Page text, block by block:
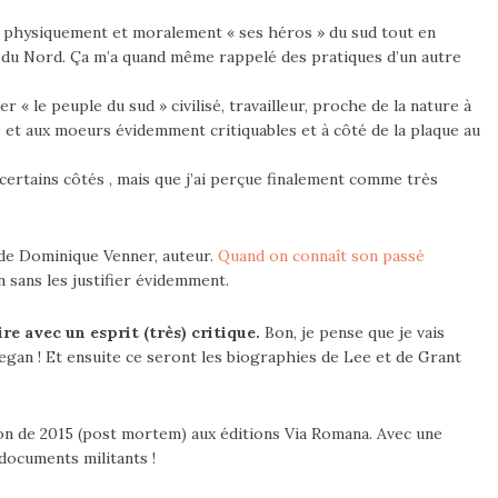
et moralement « ses héros » du sud tout en
Nord. Ça m’a quand même rappelé des pratiques d’un autre
« le peuple du sud » civilisé, travailleur, proche de la nature à
aux moeurs évidemment critiquables et à côté de la plaque au
côtés , mais que j’ai perçue finalement comme très
Dominique Venner, auteur. Quand on connaît son passé
sans les justifier évidemment.
avec un esprit (très) critique. Bon, je pense que je vais
! Et ensuite ce seront les biographies de Lee et de Grant
de 2015 (post mortem) aux éditions Via Romana. Avec une
militants !